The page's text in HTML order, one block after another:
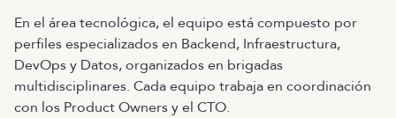
En el área tecnológica, el equipo está compuesto por
perfiles especializados en Backend, Infraestructura,
DevOps y Datos, organizados en brigadas
multidisciplinares. Cada equipo trabaja en coordinación
con los Product Owners y el CTO.